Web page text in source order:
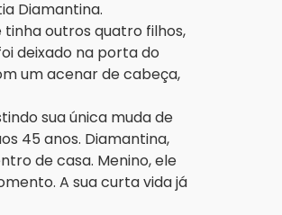
Diamantina.
tinha outros quatro filhos,
deixado na porta do
um acenar de cabeça,
sua única muda de
45 anos. Diamantina,
de casa. Menino, ele
A sua curta vida já